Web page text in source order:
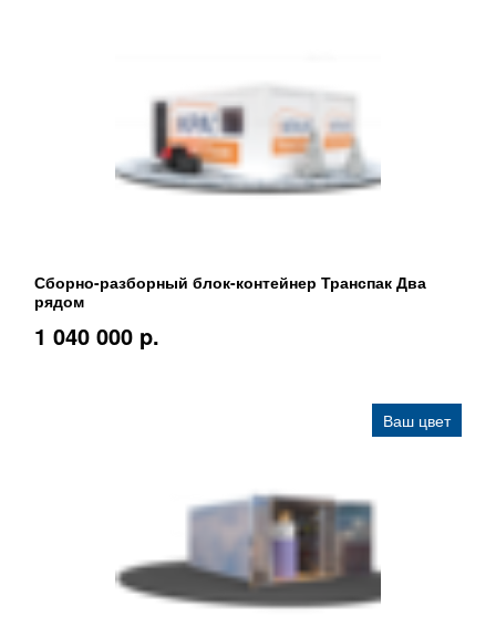
Сборно-разборный блок-контейнер Транспак Два
рядом
1 040 000 p.
Ваш цвет